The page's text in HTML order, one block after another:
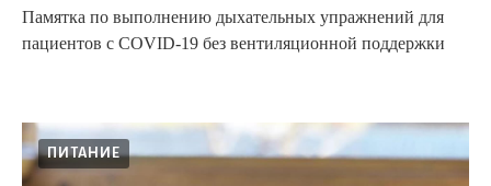
Памятка по выполнению дыхательных упражнений для
пациентов c COVID-19 без вентиляционной поддержки
ПИТАНИЕ